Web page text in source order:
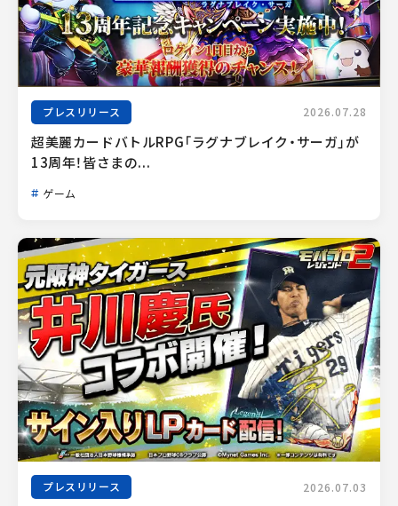
プレスリリース 2026.07.28
超美麗カードバトルRPG「ラグナブレイク・サーガ」が
13周年！皆さまの...
ゲーム
プレスリリース 2026.07.03